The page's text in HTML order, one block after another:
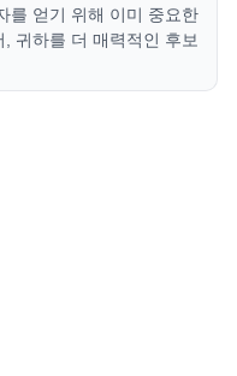
를 얻기 위해 이미 중요한
귀하를 더 매력적인 후보